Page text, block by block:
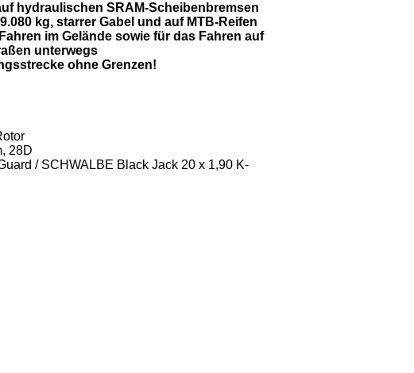
hydraulischen SRAM-Scheibenbremsen
kg, starrer Gabel und auf MTB-Reifen
im Gelände sowie für das Fahren auf
unterwegs
ohne Grenzen!
28D
/ SCHWALBE Black Jack 20 x 1,90 K-